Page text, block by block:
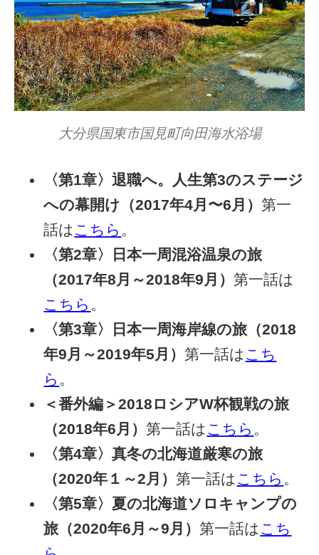
大分県国東市国見町向田海水浴場
〈第1章〉退職へ。人生第3のステージ
への幕開け（2017年4月〜6月）第一
話は こちら 。
〈第2章〉日本一周混浴温泉の旅
（2017年8月～2018年9月）第一話は
こちら 。
〈第3章〉日本一周海岸線の旅（2018
年9月～2019年5月）第一話は こち
ら 。
＜番外編＞2018ロシアW杯観戦の旅
（2018年6月）第一話は こちら 。
〈第4章〉真冬の北海道厳寒の旅
（2020年１～2月）第一話は こちら 。
〈第5章〉夏の北海道ソロキャンプの
旅（2020年6月～9月）第一話は こち